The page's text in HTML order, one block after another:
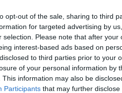
opt-out of the sale, sharing to third
for targeted advertising by
selection. Please note that after
interest-based ads based on
to third parties prior to your
of your personal information by
This information may also be
Participants that may further
élégante des vastes
pourrez visiter le monastère
l’UNESCO, ou encore la
historiques. L’établissement
piscine extérieure et une